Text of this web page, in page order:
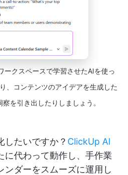
クスペースで学習させたAIを使っ
、コンテンツのアイデアを生成した
を引き出したりしましょう。
したいですか？ ClickUp AI
に代わって動作し、手作業
ンダーをスムーズに運用し